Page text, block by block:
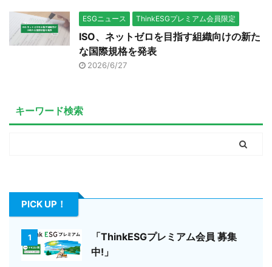
ESGニュース ThinkESGプレミアム会員限定
ISO、ネットゼロを目指す組織向けの新た
な国際規格を発表
2026/6/27
キーワード検索
PICK UP！
1
「ThinkESGプレミアム会員 募集
中!」